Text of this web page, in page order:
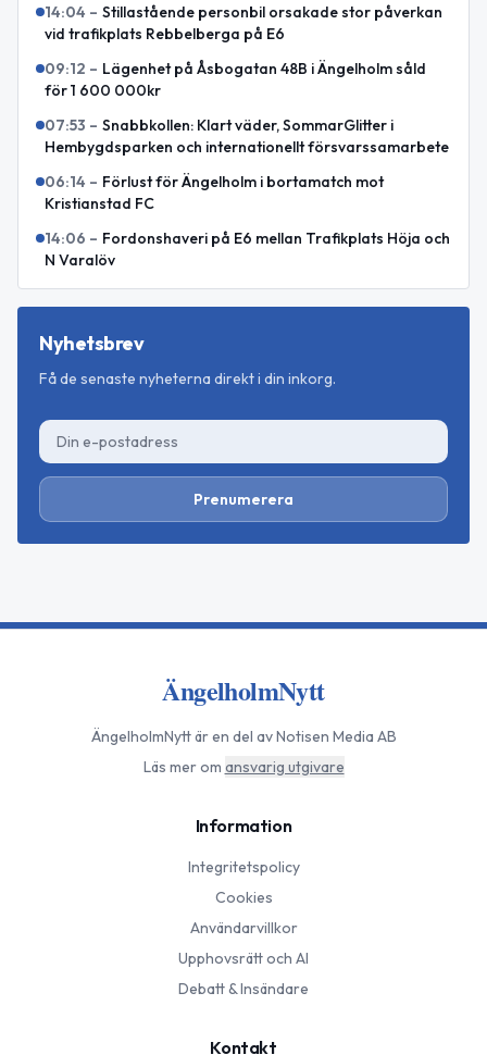
14:04 – Stillastående personbil orsakade stor påverkan
vid trafikplats Rebbelberga på E6
09:12 – Lägenhet på Åsbogatan 48B i Ängelholm såld
för 1 600 000kr
07:53 – Snabbkollen: Klart väder, SommarGlitter i
Hembygdsparken och internationellt försvarssamarbete
06:14 – Förlust för Ängelholm i bortamatch mot
Kristianstad FC
14:06 – Fordonshaveri på E6 mellan Trafikplats Höja och
N Varalöv
Nyhetsbrev
Få de senaste nyheterna direkt i din inkorg.
Prenumerera
ÄngelholmNytt
ÄngelholmNyttär en del av Notisen Media AB
Läs mer om ansvarig utgivare
Information
Integritetspolicy
Cookies
Användarvillkor
Upphovsrätt och AI
Debatt & Insändare
Kontakt